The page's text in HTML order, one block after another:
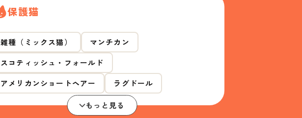
保護猫
雑種（ミックス猫）
マンチカン
スコティッシュ・フォールド
アメリカンショートヘアー
ラグドール
もっと見る